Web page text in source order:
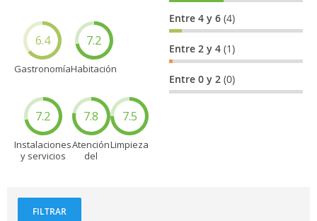
6.4
Gastronomía
7.2
Habitación
7.2
Instalaciones
y servicios
7.8
Atención
del
7.5
Limpieza
Entre 4 y 6(4)
Entre 2 y 4(1)
Entre 0 y 2(0)
FILTRAR